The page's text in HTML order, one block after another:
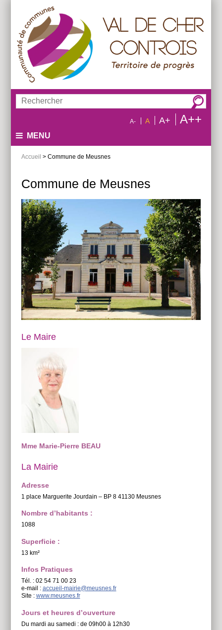
menu
contenu
recherche
Rechercher :
A- A A+ A++
MENU
Accueil > Commune de Meusnes
Commune de Meusnes
Le Maire
Mme Marie-Pierre BEAU
La Mairie
Adresse
1 place Marguerite Jourdain – BP 8 41130 Meusnes
Nombre d’habitants :
1088
Superficie :
13 km²
Infos Pratiques
Tél. : 02 54 71 00 23
e-mail : accueil-mairie@meusnes.fr
Site : www.meusnes.fr
Jours et heures d’ouverture
Du mardi au samedi : de 09h00 à 12h30